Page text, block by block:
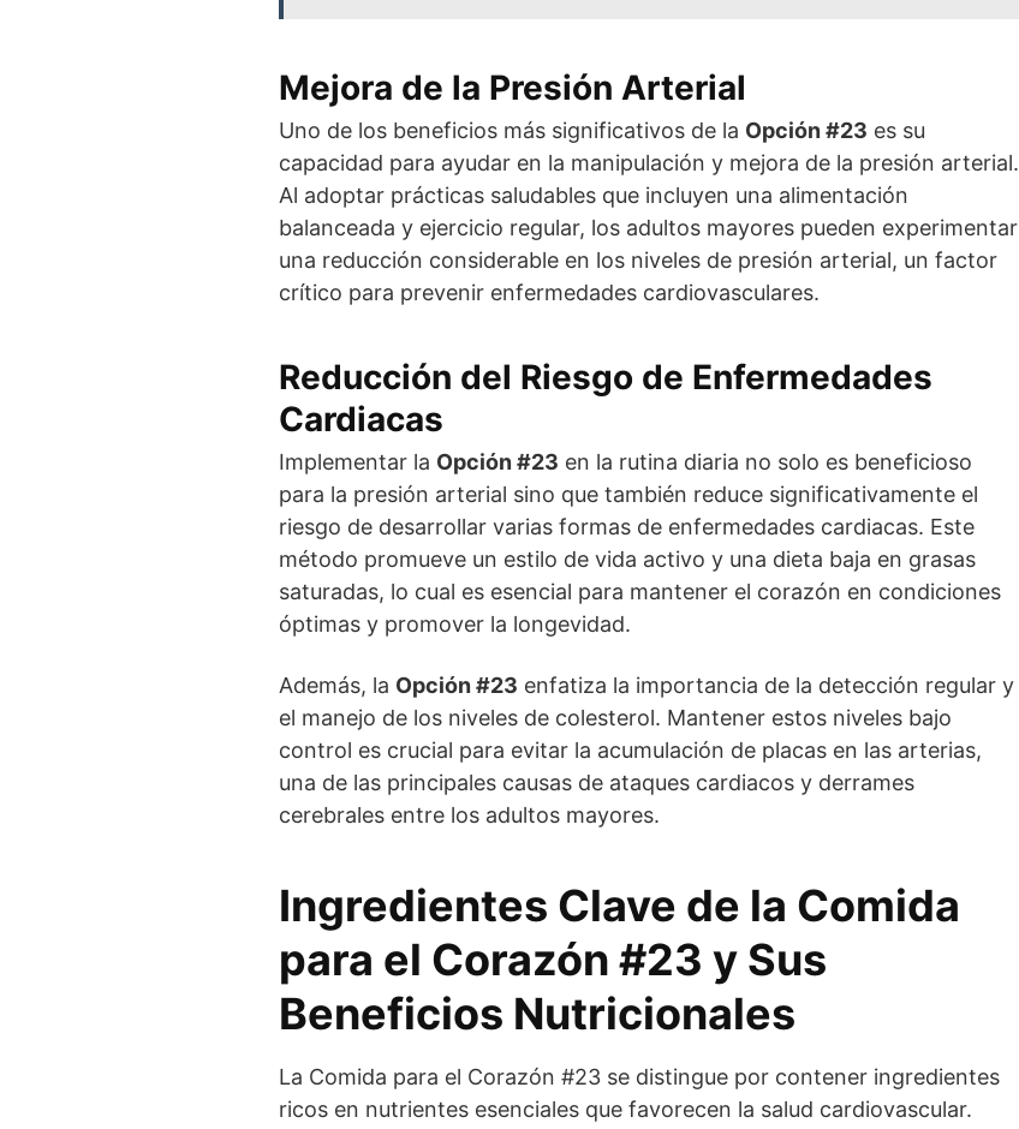
Mejora de la Presión Arterial
Uno de los beneficios más significativos de la Opción #23 es su
capacidad para ayudar en la manipulación y mejora de la presión arterial.
Al adoptar prácticas saludables que incluyen una alimentación
balanceada y ejercicio regular, los adultos mayores pueden experimentar
una reducción considerable en los niveles de presión arterial, un factor
crítico para prevenir enfermedades cardiovasculares.
Reducción del Riesgo de Enfermedades
Cardiacas
Implementar la Opción #23 en la rutina diaria no solo es beneficioso
para la presión arterial sino que también reduce significativamente el
riesgo de desarrollar varias formas de enfermedades cardiacas. Este
método promueve un estilo de vida activo y una dieta baja en grasas
saturadas, lo cual es esencial para mantener el corazón en condiciones
óptimas y promover la longevidad.
Además, la Opción #23 enfatiza la importancia de la detección regular y
el manejo de los niveles de colesterol. Mantener estos niveles bajo
control es crucial para evitar la acumulación de placas en las arterias,
una de las principales causas de ataques cardiacos y derrames
cerebrales entre los adultos mayores.
Ingredientes Clave de la Comida
para el Corazón #23 y Sus
Beneficios Nutricionales
La Comida para el Corazón #23 se distingue por contener ingredientes
ricos en nutrientes esenciales que favorecen la salud cardiovascular.